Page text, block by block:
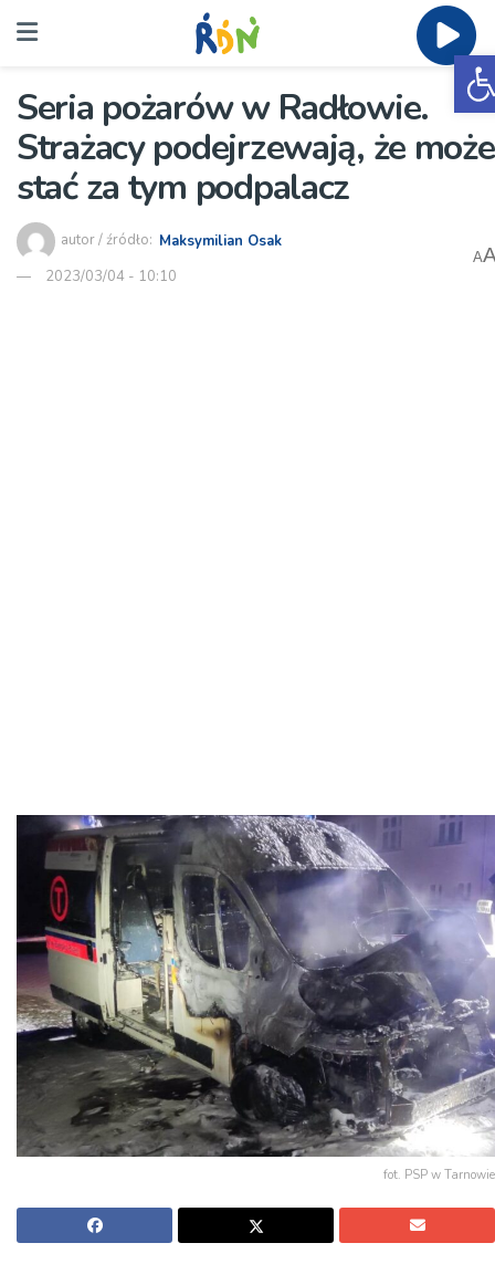
Seria pożarów w Radłowie.
Strażacy podejrzewają, że może
stać za tym podpalacz
autor / źródło: Maksymilian Osak
2023/03/04 - 10:10
A
fot. PSP w Tarnowie